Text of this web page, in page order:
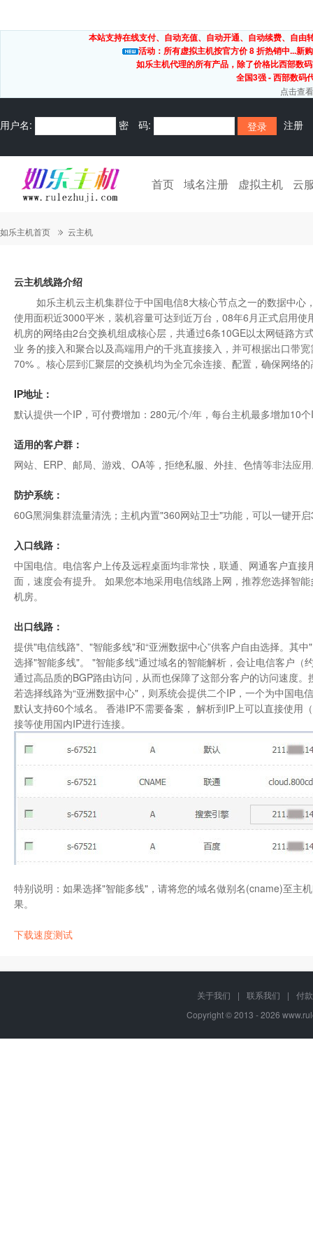
本站支持在线支付、自动充值、自动开通、自动续费、自
活动：所有虚拟主机按官方价 8 折热销中...新
如乐主机代理的所有产品，除了价格比西部数
全国3强 - 西部数
点击查
用户名: 密 码: 注册
首页 域名注册 虚拟主机 云
如乐主机首页 云主机
云主机线路介绍
如乐主机云主机集群位于中国电信8大核心节点之一的数据中心
使用面积近3000平米，装机容量可达到近万台，08年6月正式启用
机房的网络由2台交换机组成核心层，共通过6条10GE以太网链路
业 务的接入和聚合以及高端用户的千兆直接接入，并可根据出口带
70% 。核心层到汇聚层的交换机均为全冗余连接、配置，确保网络
IP地址：
默认提供一个IP，可付费增加：280元/个/年，每台主机最多增加10
适用的客户群：
网站、ERP、邮局、游戏、OA等，拒绝私服、外挂、色情等非法应
防护系统：
60G黑洞集群流量清洗；主机内置"360网站卫士"功能，可以一键开
入口线路：
中国电信。电信客户上传及远程桌面均非常快，联通、网通客户直
面，速度会有提升。 如果您本地采用电信线路上网，推荐您选择智
机房。
出口线路：
提供"电信线路"、"智能多线"和“亚洲数据中心”供客户自由选择。其
选择"智能多线"。 "智能多线"通过域名的智能解析，会让电信客户
通过高品质的BGP路由访问，从而也保障了这部分客户的访问速度
若选择线路为“亚洲数据中心" ，则系统会提供二个IP，一个为中国电
默认支持60个域名。 香港IP不需要备案， 解析到IP上可以直接使用
接等使用国内IP进行连接。
特别说明：如果选择"智能多线"，请将您的域名做别名(cname)至主
果。
下载速度测试
关于我们 | 联系我们 |
付
Copyright © 2013 - 2026